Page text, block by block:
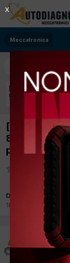
Meccatronica
[renault
88Kw Diesel]
potenza con
Da auto service som
18 Ottobre 2017
auto
Inviato 18
X